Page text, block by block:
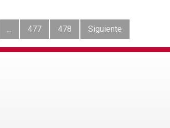
... 477 478 Siguiente